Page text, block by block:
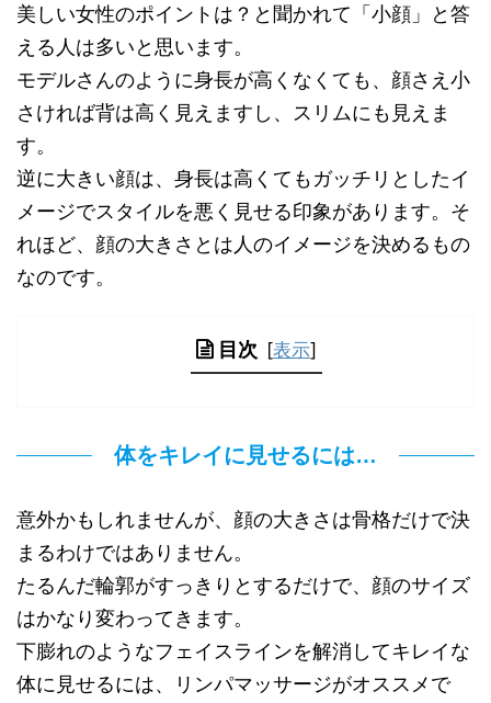
美しい女性のポイントは？と聞かれて「小顔」と答
える人は多いと思います。
モデルさんのように身長が高くなくても、顔さえ小
さければ背は高く見えますし、スリムにも見えま
す。
逆に大きい顔は、身長は高くてもガッチリとしたイ
メージでスタイルを悪く見せる印象があります。そ
れほど、顔の大きさとは人のイメージを決めるもの
なのです。
目次 [表示]
体をキレイに見せるには…
意外かもしれませんが、顔の大きさは骨格だけで決
まるわけではありません。
たるんだ輪郭がすっきりとするだけで、顔のサイズ
はかなり変わってきます。
下膨れのようなフェイスラインを解消してキレイな
体に見せるには、リンパマッサージがオススメで